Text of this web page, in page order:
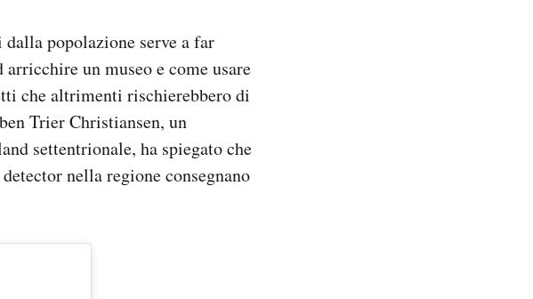
popolazione serve a far
un museo e come usare
che altrimenti rischierebbero di
Trier Christiansen, un
settentrionale, ha spiegato che
nella regione consegnano